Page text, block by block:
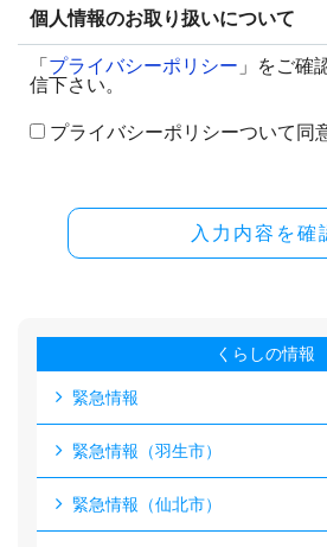
個人情報のお取り扱いについて
「 プライバシーポリシー 」をご確
信下さい。
プライバシーポリシーついて同
入力内容を確
くらしの情報
緊急情報
緊急情報（羽生市）
緊急情報（仙北市）